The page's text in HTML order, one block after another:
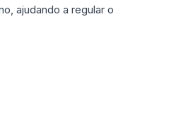
ajudando a regular o